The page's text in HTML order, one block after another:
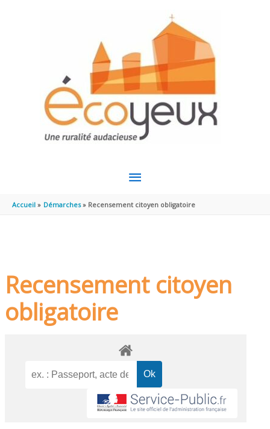
MENU
PRINCIPAL
Accueil Démarches Recensement citoyen obligatoire
Recensement citoyen
obligatoire